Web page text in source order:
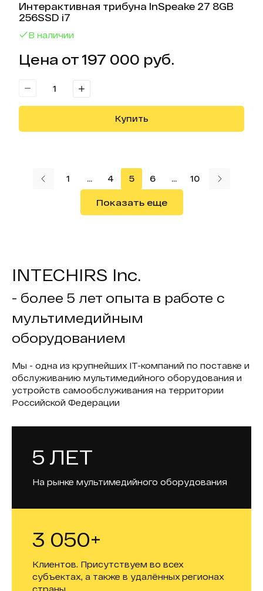
Интерактивная трибуна InSpeake 27 8GB
256SSD i7
В наличии
Цена от 197 000 руб.
Купить
1 ... 4 5 6 ... 10
Показать еще
INTECHIRS Inc.
- более 5 лет опыта в работе с
мультимедийным
оборудованием
Мы - одна из крупнейших IT-компаний по поставке и
обслуживанию мультимедийного оборудования и
устройств самообслуживания на территории
Российской Федерации
5 ЛЕТ
На рынке мультимедийного оборудования
3 050+
Клиентов. Присутствуем во всех
субъектах, а также в удалённых регионах
страны.